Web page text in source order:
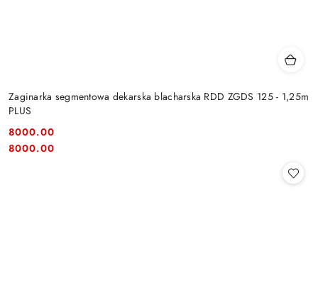
Zaginarka segmentowa dekarska blacharska RDD ZGDS 125 - 1,25m
PLUS
Cena:
8000.00
Cena:
8000.00